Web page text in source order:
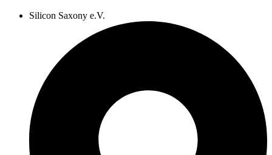
Silicon Saxony e.V.